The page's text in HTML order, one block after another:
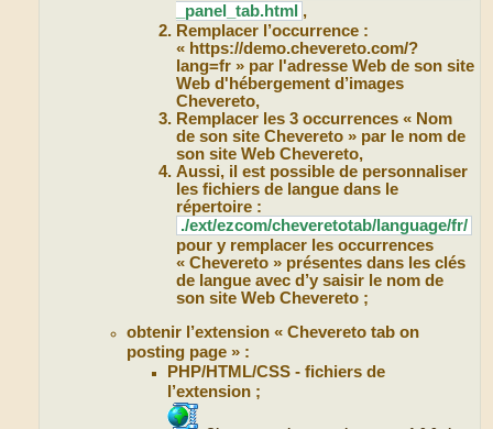
_panel_tab.html ,
Remplacer l’occurrence :
« https://demo.chevereto.com/?
lang=fr » par l'adresse Web de son site
Web d'hébergement d’images
Chevereto,
Remplacer les 3 occurrences « Nom
de son site Chevereto » par le nom de
son site Web Chevereto,
Aussi, il est possible de personnaliser
les fichiers de langue dans le
répertoire :
./ext/ezcom/cheveretotab/language/fr/
pour y remplacer les occurrences
« Chevereto » présentes dans les clés
de langue avec d’y saisir le nom de
son site Web Chevereto ;
obtenir l’extension « Chevereto tab on
posting page » :
PHP/HTML/CSS - fichiers de
l’extension ;